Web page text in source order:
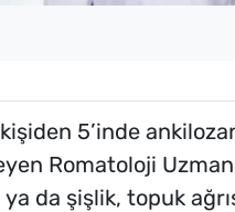
5’inde
Romatoloji
da şişlik, topuk